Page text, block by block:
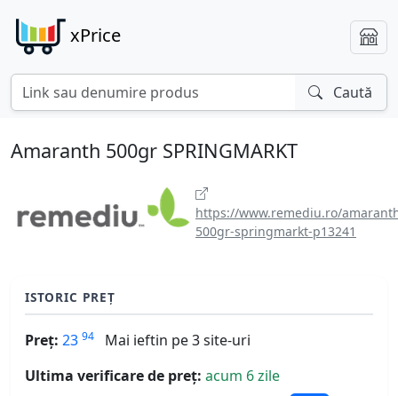
xPrice
Caută
Amaranth 500gr SPRINGMARKT
https://www.remediu.ro/
500gr-springmarkt-p13241
ISTORIC PREȚ
Preț: 23 94
Mai ieftin pe 3 site-uri
Ultima verificare de preț: acum 6 zile